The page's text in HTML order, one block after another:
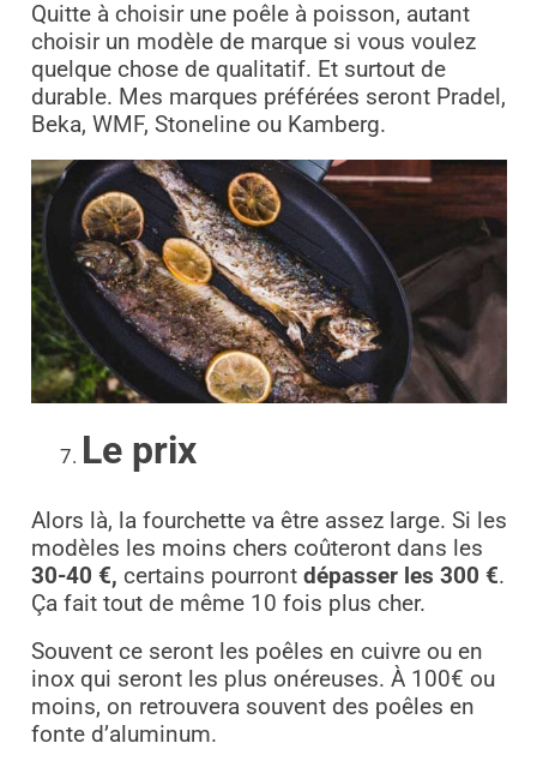
Quitte à choisir une poêle à poisson, autant
choisir un modèle de marque si vous voulez
quelque chose de qualitatif. Et surtout de
durable. Mes marques préférées seront Pradel,
Beka, WMF, Stoneline ou Kamberg.
Le prix
Alors là, la fourchette va être assez large. Si les
modèles les moins chers coûteront dans les
30-40 €, certains pourront dépasser les 300 €.
Ça fait tout de même 10 fois plus cher.
Souvent ce seront les poêles en cuivre ou en
inox qui seront les plus onéreuses. À 100€ ou
moins, on retrouvera souvent des poêles en
fonte d’aluminum.